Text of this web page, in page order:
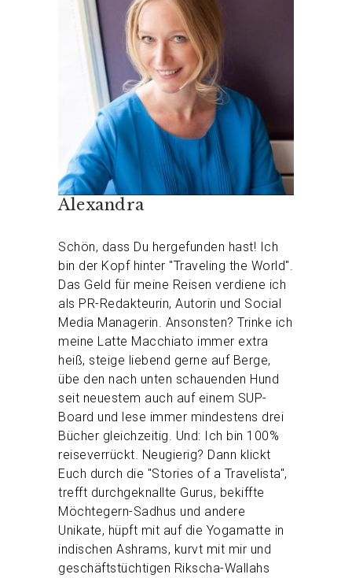
Alexandra
Schön, dass Du hergefunden hast! Ich
bin der Kopf hinter "Traveling the World".
Das Geld für meine Reisen verdiene ich
als PR-Redakteurin, Autorin und Social
Media Managerin. Ansonsten? Trinke ich
meine Latte Macchiato immer extra
heiß, steige liebend gerne auf Berge,
übe den nach unten schauenden Hund
seit neuestem auch auf einem SUP-
Board und lese immer mindestens drei
Bücher gleichzeitig. Und: Ich bin 100%
reiseverrückt. Neugierig? Dann klickt
Euch durch die "Stories of a Travelista",
trefft durchgeknallte Gurus, bekiffte
Möchtegern-Sadhus und andere
Unikate, hüpft mit auf die Yogamatte in
indischen Ashrams, kurvt mit mir und
geschäftstüchtigen Rikscha-Wallahs